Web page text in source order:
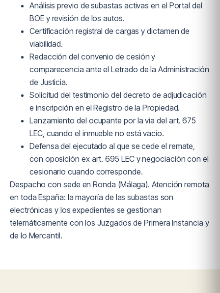
Análisis previo de subastas activas en el Portal del
BOE y revisión de los autos.
Certificación registral de cargas y dictamen de
viabilidad.
Redacción del convenio de cesión y
comparecencia ante el Letrado de la Administración
de Justicia.
Solicitud del testimonio del decreto de adjudicación
e inscripción en el Registro de la Propiedad.
Lanzamiento del ocupante por la vía del art. 675
LEC, cuando el inmueble no está vacío.
Defensa del ejecutado al que se cede el remate,
con oposición ex art. 695 LEC y negociación con el
cesionario cuando corresponde.
Despacho con sede en Ronda (Málaga). Atención remota
en toda España: la mayoría de las subastas son
electrónicas y los expedientes se gestionan
telemáticamente con los Juzgados de Primera Instancia y
de lo Mercantil.